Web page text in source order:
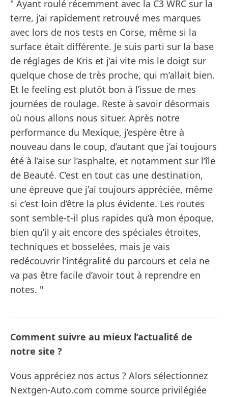
" Ayant roulé récemment avec la C3 WRC sur la
terre, j’ai rapidement retrouvé mes marques
avec lors de nos tests en Corse, même si la
surface était différente. Je suis parti sur la base
de réglages de Kris et j’ai vite mis le doigt sur
quelque chose de très proche, qui m’allait bien.
Et le feeling est plutôt bon à l’issue de mes
journées de roulage. Reste à savoir désormais
où nous allons nous situer. Après notre
performance du Mexique, j’espère être à
nouveau dans le coup, d’autant que j’ai toujours
été à l’aise sur l’asphalte, et notamment sur l’île
de Beauté. C’est en tout cas une destination,
une épreuve que j’ai toujours appréciée, même
si c’est loin d’être la plus évidente. Les routes
sont semble-t-il plus rapides qu’à mon époque,
bien qu’il y ait encore des spéciales étroites,
techniques et bosselées, mais je vais
redécouvrir l’intégralité du parcours et cela ne
va pas être facile d’avoir tout à reprendre en
notes. "
Comment suivre au mieux l’actualité de
notre site ?
Vous appréciez nos actus ? Alors sélectionnez
Nextgen-Auto.com comme source privilégiée